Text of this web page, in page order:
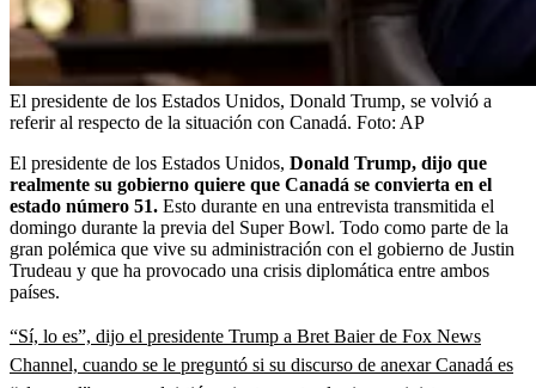
El presidente de los Estados Unidos, Donald Trump, se volvió a
referir al respecto de la situación con Canadá. Foto: AP
El presidente de los Estados Unidos, Donald Trump, dijo que
realmente su gobierno quiere que Canadá se convierta en el
estado número 51. Esto durante en una entrevista transmitida el
domingo durante la previa del Super Bowl. Todo como parte de la
gran polémica que vive su administración con el gobierno de Justin
Trudeau y que ha provocado una crisis diplomática entre ambos
países.
“Sí, lo es”, dijo el presidente Trump a Bret Baier de Fox News
Channel, cuando se le preguntó si su discurso de anexar Canadá es